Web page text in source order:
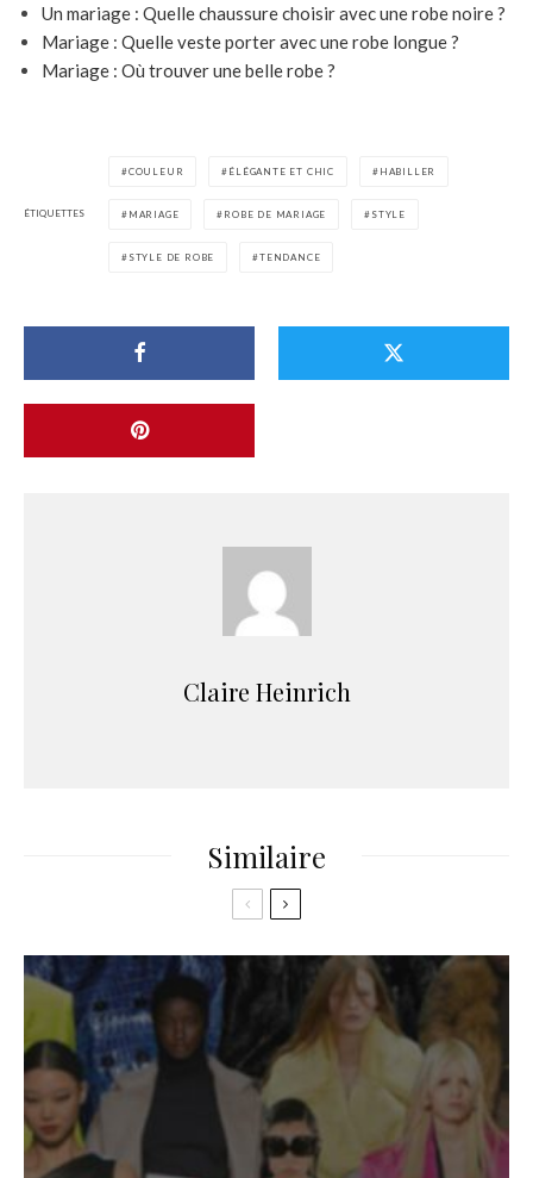
Un mariage : Quelle chaussure choisir avec une robe noire ?
Mariage : Quelle veste porter avec une robe longue ?
Mariage : Où trouver une belle robe ?
ÉTIQUETTES
COULEUR ÉLÉGANTE ET CHIC HABILLER
MARIAGE ROBE DE MARIAGE STYLE
STYLE DE ROBE TENDANCE
Claire Heinrich
Similaire